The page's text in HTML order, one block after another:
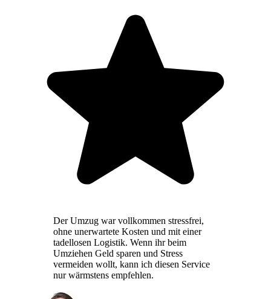
Der Umzug war vollkommen stressfrei,
ohne unerwartete Kosten und mit einer
tadellosen Logistik. Wenn ihr beim
Umziehen Geld sparen und Stress
vermeiden wollt, kann ich diesen Service
nur wärmstens empfehlen.